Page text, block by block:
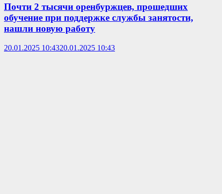
Почти 2 тысячи оренбуржцев, прошедших
обучение при поддержке службы занятости,
нашли новую работу
20.01.2025 10:4320.01.2025 10:43